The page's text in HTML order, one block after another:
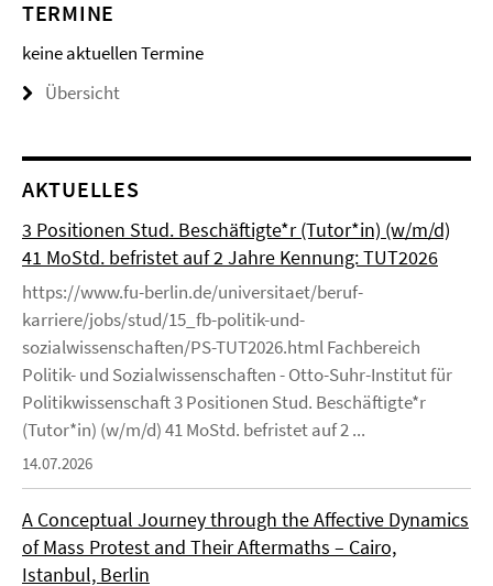
TERMINE
keine aktuellen Termine
Übersicht
AKTUELLES
3 Positionen Stud. Beschäftigte*r (Tutor*in) (w/m/d)
41 MoStd. befristet auf 2 Jahre Kennung: TUT2026
https://www.fu-berlin.de/universitaet/beruf-
karriere/jobs/stud/15_fb-politik-und-
sozialwissenschaften/PS-TUT2026.html Fachbereich
Politik- und Sozialwissenschaften - Otto-Suhr-Institut für
Politikwissenschaft 3 Positionen Stud. Beschäftigte*r
(Tutor*in) (w/m/d) 41 MoStd. befristet auf 2 ...
14.07.2026
A Conceptual Journey through the Affective Dynamics
of Mass Protest and Their Aftermaths – Cairo,
Istanbul, Berlin